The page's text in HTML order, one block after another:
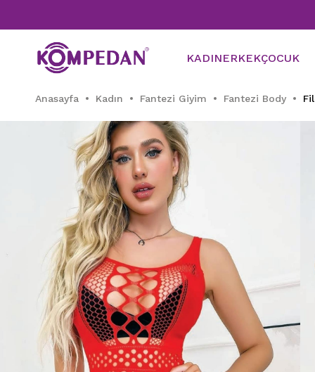
KADINERKEKÇOCUK
Anasayfa Kadın Fantezi Giyim Fantezi Body